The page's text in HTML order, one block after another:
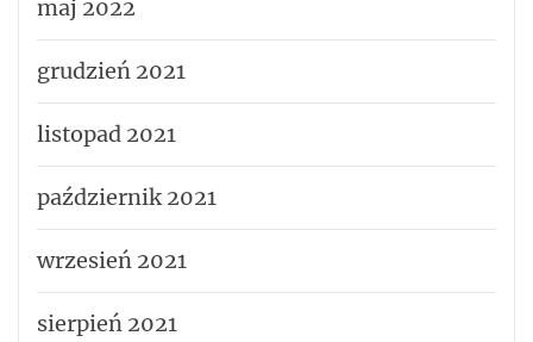
maj 2022
grudzień 2021
listopad 2021
październik 2021
wrzesień 2021
sierpień 2021